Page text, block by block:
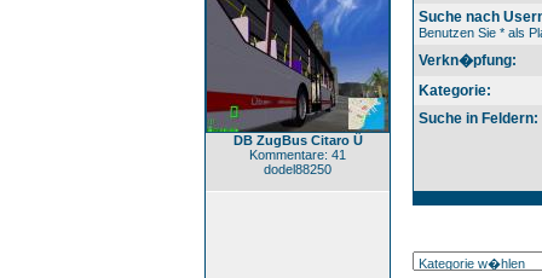
DB ZugBus Citaro Ü
Kommentare: 41
dodel88250
Suche nach
Benutzen Sie * als
Verkn�pfung:
Kategorie:
Suche in Feldern: